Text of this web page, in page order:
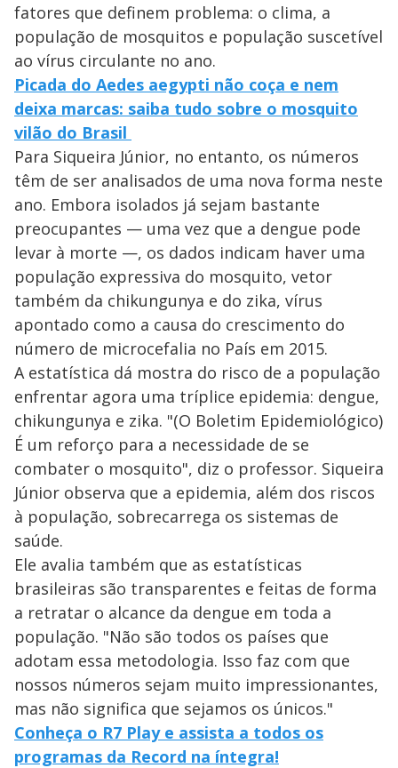
fatores que definem problema: o clima, a
população de mosquitos e população suscetível
ao vírus circulante no ano.
Picada do Aedes aegypti não coça e nem
deixa marcas: saiba tudo sobre o mosquito
vilão do Brasil
Para Siqueira Júnior, no entanto, os números
têm de ser analisados de uma nova forma neste
ano. Embora isolados já sejam bastante
preocupantes — uma vez que a dengue pode
levar à morte —, os dados indicam haver uma
população expressiva do mosquito, vetor
também da chikungunya e do zika, vírus
apontado como a causa do crescimento do
número de microcefalia no País em 2015.
A estatística dá mostra do risco de a população
enfrentar agora uma tríplice epidemia: dengue,
chikungunya e zika. "(O Boletim Epidemiológico)
É um reforço para a necessidade de se
combater o mosquito", diz o professor. Siqueira
Júnior observa que a epidemia, além dos riscos
à população, sobrecarrega os sistemas de
saúde.
Ele avalia também que as estatísticas
brasileiras são transparentes e feitas de forma
a retratar o alcance da dengue em toda a
população. "Não são todos os países que
adotam essa metodologia. Isso faz com que
nossos números sejam muito impressionantes,
mas não significa que sejamos os únicos."
Conheça o R7 Play e assista a todos os
programas da Record na íntegra!